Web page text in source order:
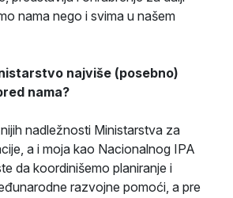
nama nego i svima u našem
najviše (posebno)
nama?
nadležnosti Ministarstva za
a i moja kao Nacionalnog IPA
da koordinišemo planiranje i
razvojne pomoći, a pre